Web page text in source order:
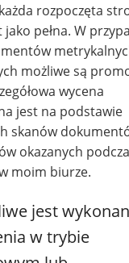
rozpoczęta
jako pełna. W
możliwe są
wycena
jest na podstawie
skanów
okazanych
moim biurze.
jest
w trybie